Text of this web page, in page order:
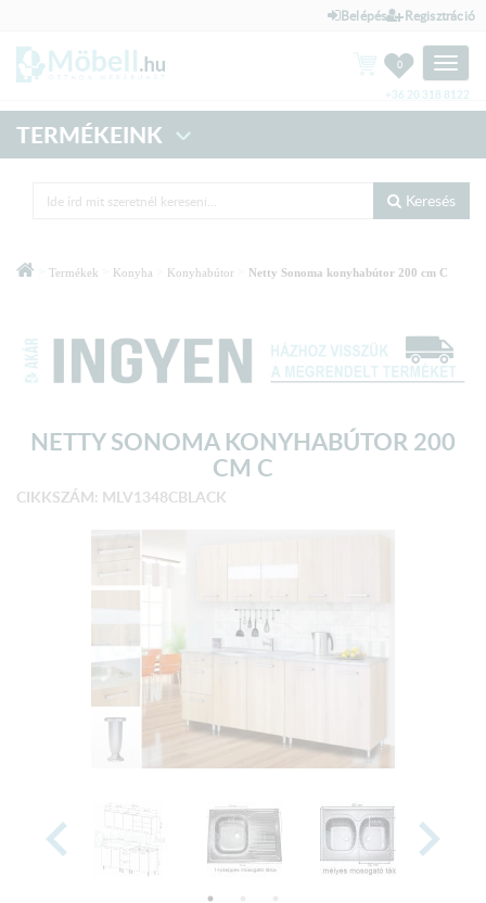
Belépés Regisztráció
Toggle
0
+36 20 318 8122
TERMÉKEINK
Keresés
Termékek Konyha Konyhabútor Netty Sonoma konyhabútor 200 cm C
NETTY SONOMA KONYHABÚTOR 200
CM C
CIKKSZÁM: MLV1348CBLACK